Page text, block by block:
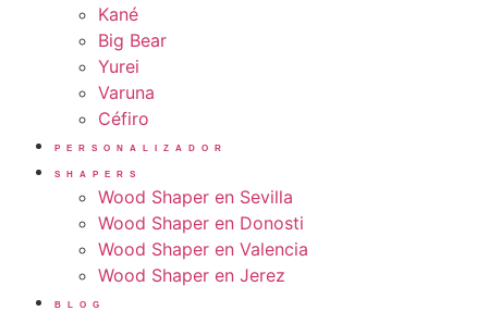
Kané
Big Bear
Yurei
Varuna
Céfiro
PERSONALIZADOR
SHAPERS
Wood Shaper en Sevilla
Wood Shaper en Donosti
Wood Shaper en Valencia
Wood Shaper en Jerez
BLOG